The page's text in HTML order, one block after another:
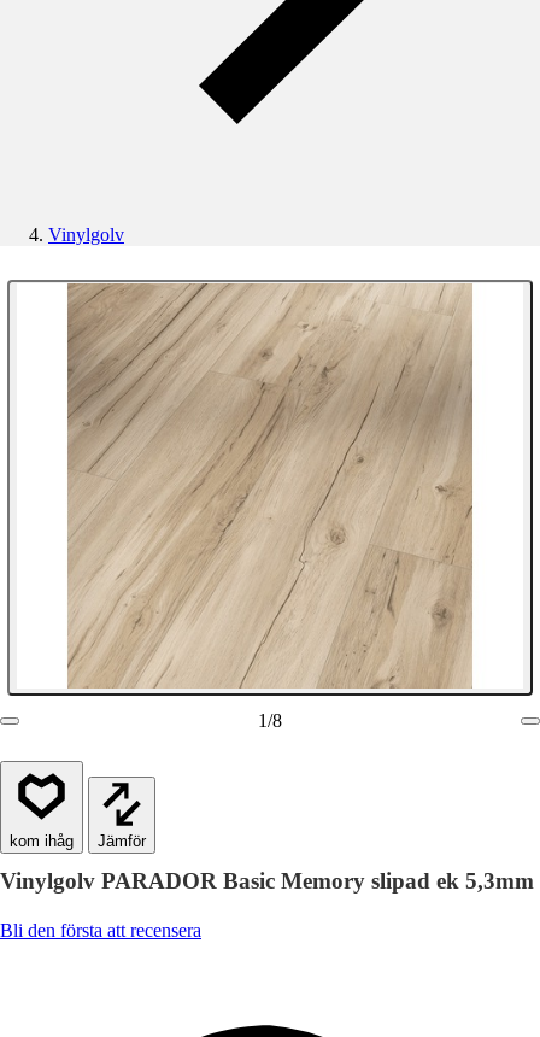
Vinylgolv
1/8
Jämför
Vinylgolv PARADOR Basic Memory slipad ek 5,3mm
Bli den första att recensera